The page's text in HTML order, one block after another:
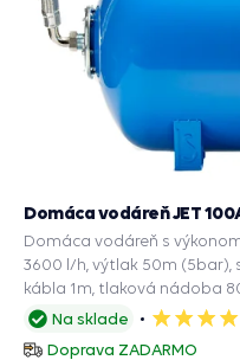
Na sklade
5
hviezdičiek
Doprava ZADARMO
Domáca vodáreň JET
Domáca vodáreň s
3600 l/h, výtlak 50m (5bar),
kábla 1m, tlaková nádoba